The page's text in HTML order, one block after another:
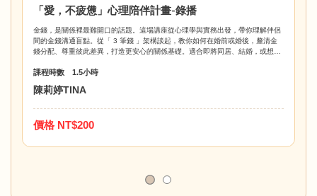
「愛，不疲憊」心理陪伴計畫-錄播
金錢，是關係裡最難開口的話題。這場講座從心理學與實務出發，帶你理解伴侶
間的金錢溝通盲點。從「 3 筆錢 」架構談起，教你如何在婚前或婚後，釐清金
錢分配、尊重彼此差異，打造更安心的關係基礎。適合即將同居、結婚，或想重
課程時數 1.5小時
陳莉婷TINA
價格 NT$200